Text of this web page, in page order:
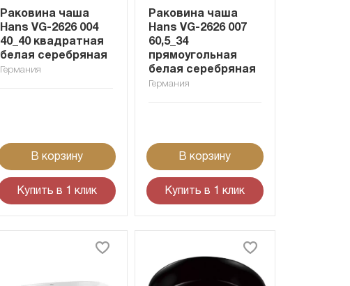
Раковина чаша
Hans VG-2626 004
40_40 квадратная
белая серебряная
Германия
В корзину
Купить в 1 клик
Раковина чаша
Hans VG-2626 007
60,5_34
прямоугольная
белая серебряная
Германия
В корзину
Купить в 1 клик